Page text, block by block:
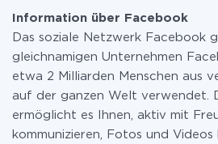
Information über Facebook
Das soziale Netzwerk Facebook
gleichnamigen Unternehmen
etwa 2 Milliarden Menschen aus
auf der ganzen Welt verwendet.
ermöglicht es Ihnen, aktiv mit
kommunizieren, Fotos und Videos